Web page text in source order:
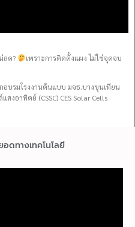
ลด?
เพราะการติดตั้งแผง ไม่ใช่จุดจบ
บรมโรงงานต้นแบบ มจธ.บางขุนเทียน
อาทิตย์ (CSSC) CES Solar Cells
อดทางเทคโนโลยี